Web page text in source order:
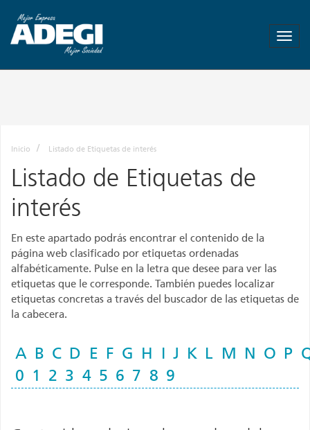
ADEGI
empleo
Inicio Listado de Etiquetas de interés
Listado de Etiquetas de
interés
En este apartado podrás encontrar el contenido de la
página web clasificado por etiquetas ordenadas
alfabéticamente. Pulse en la letra que desee para ver las
etiquetas que le corresponde. También puedes localizar
etiquetas concretas a través del buscador de las etiquetas de
la cabecera.
A B C D E F G H J K L M N O P
0
1 2 3 4 5 6 7 8 9